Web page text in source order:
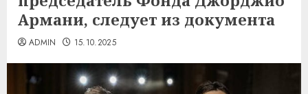
Армани, следует из документа
ADMIN 15.10.2025